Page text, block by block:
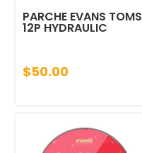
PARCHE EVANS TOMS
12P HYDRAULIC
$50.00